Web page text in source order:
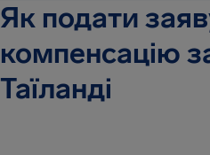
Як подати
компенсацію
Таїланді